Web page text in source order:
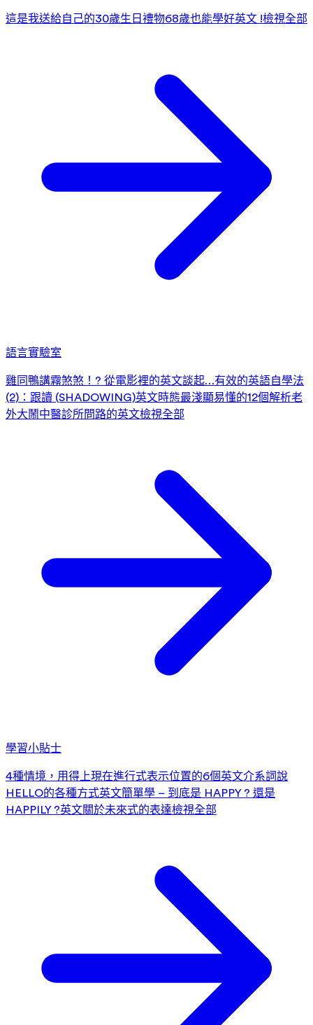
這是我送給自己的30歲生日禮物68歲也能學好英文 !檢視全部
語言實驗室
雞同鴨講霧煞煞！? 從電影裡的英文談起…有效的英語自學法
(2)：跟讀 (SHADOWING)英文時態最淺顯易懂的12個解析老
外大鬧中醫診所問路的英文檢視全部
學習小貼士
4種情境，用得上現在進行式表示位置的6個英文介系詞說
HELLO的各種方式英文簡單學 – 到底是 HAPPY ? 還是
HAPPILY ?英文關於未來式的表達檢視全部